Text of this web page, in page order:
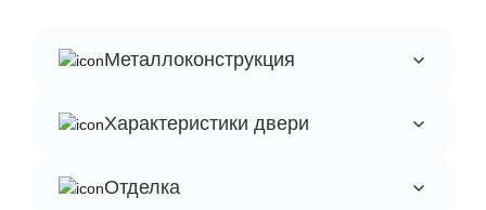
Металлоконструкция
Характеристики двери
Отделка